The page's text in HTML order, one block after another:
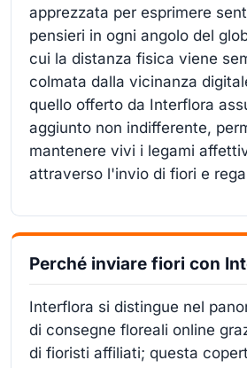
apprezzata per esprimere
pensieri in ogni angolo del
cui la distanza fisica viene
colmata dalla vicinanza
quello offerto da Interflora
aggiunto non indifferente,
mantenere vivi i legami
attraverso l'invio di fiori e
Perché inviare fiori con
Interflora si distingue nel
di consegne floreali online
di fioristi affiliati; questa